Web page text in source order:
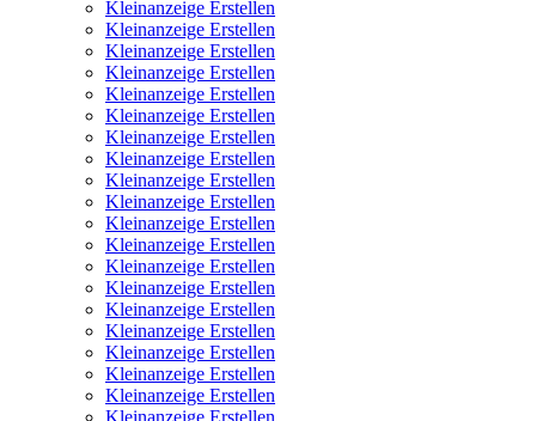
Kleinanzeige Erstellen
Kleinanzeige Erstellen
Kleinanzeige Erstellen
Kleinanzeige Erstellen
Kleinanzeige Erstellen
Kleinanzeige Erstellen
Kleinanzeige Erstellen
Kleinanzeige Erstellen
Kleinanzeige Erstellen
Kleinanzeige Erstellen
Kleinanzeige Erstellen
Kleinanzeige Erstellen
Kleinanzeige Erstellen
Kleinanzeige Erstellen
Kleinanzeige Erstellen
Kleinanzeige Erstellen
Kleinanzeige Erstellen
Kleinanzeige Erstellen
Kleinanzeige Erstellen
Kleinanzeige Erstellen